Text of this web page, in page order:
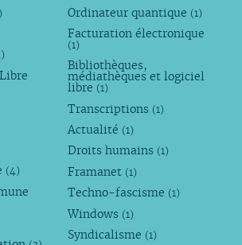
(4)
Ordinateur quantique (1)
Facturation électronique
(1)
Bibliothèques,
médiathèques et logiciel
libre (1)
Transcriptions (1)
Actualité (1)
Droits humains (1)
Framanet (1)
Techno-fascisme (1)
Windows (1)
Syndicalisme (1)